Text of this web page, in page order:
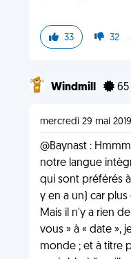
33 32
Windmill 65
mercredi 29 mai
@Baynast :
notre langue
qui sont préférés
y en a un) car
Mais il n'y a rien
vous » à « date »,
monde ; et à titre